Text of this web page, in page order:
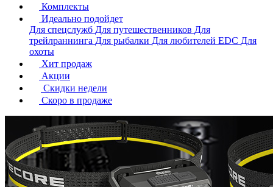
Комплекты
Идеально подойдет
Для спецслужб Для путешественников Для
трейлраннинга Для рыбалки Для любителей EDC Для
охоты
Хит продаж
Акции
Скидки недели
Скоро в продаже